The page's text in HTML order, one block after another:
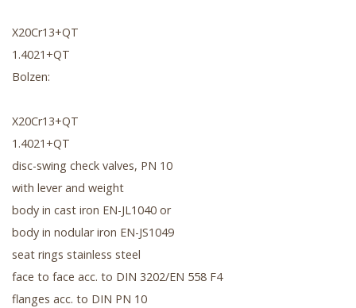
X20Cr13+QT
1.4021+QT
Bolzen:
X20Cr13+QT
1.4021+QT
disc-swing check valves, PN 10
with lever and weight
body in cast iron EN-JL1040 or
body in nodular iron EN-JS1049
seat rings stainless steel
face to face acc. to DIN 3202/EN 558 F4
flanges acc. to DIN PN 10